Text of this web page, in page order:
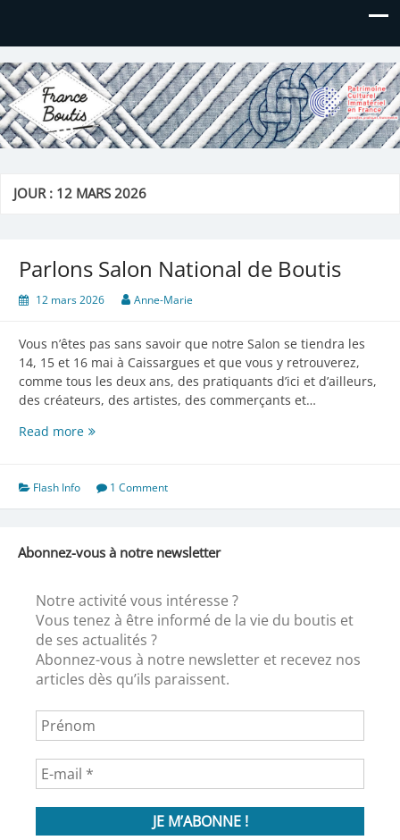
France Boutis
Le site de France Boutis
JOUR : 12 MARS 2026
Parlons Salon National de Boutis
12 mars 2026 Anne-Marie
Vous n’êtes pas sans savoir que notre Salon se tiendra les
14, 15 et 16 mai à Caissargues et que vous y retrouverez,
comme tous les deux ans, des pratiquants d’ici et d’ailleurs,
des créateurs, des artistes, des commerçants et…
Read moreParlons
de
Boutis
Flash Info 1 Comment
Abonnez-vous à notre newsletter
Notre activité vous intéresse ?
Vous tenez à être informé de la vie du boutis et
de ses actualités ?
Abonnez-vous à notre newsletter et recevez nos
articles dès qu’ils paraissent.